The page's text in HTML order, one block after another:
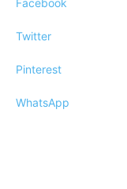
Facebook
Twitter
Pinterest
WhatsApp